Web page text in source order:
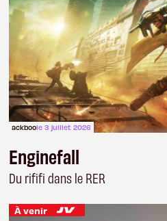
ackboole 3 juillet 2026
Enginefall
Du rififi dans le RER
À venir